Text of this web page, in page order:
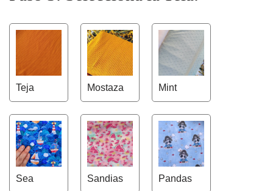
Teja Mostaza Mint
Sea Sandias Pandas